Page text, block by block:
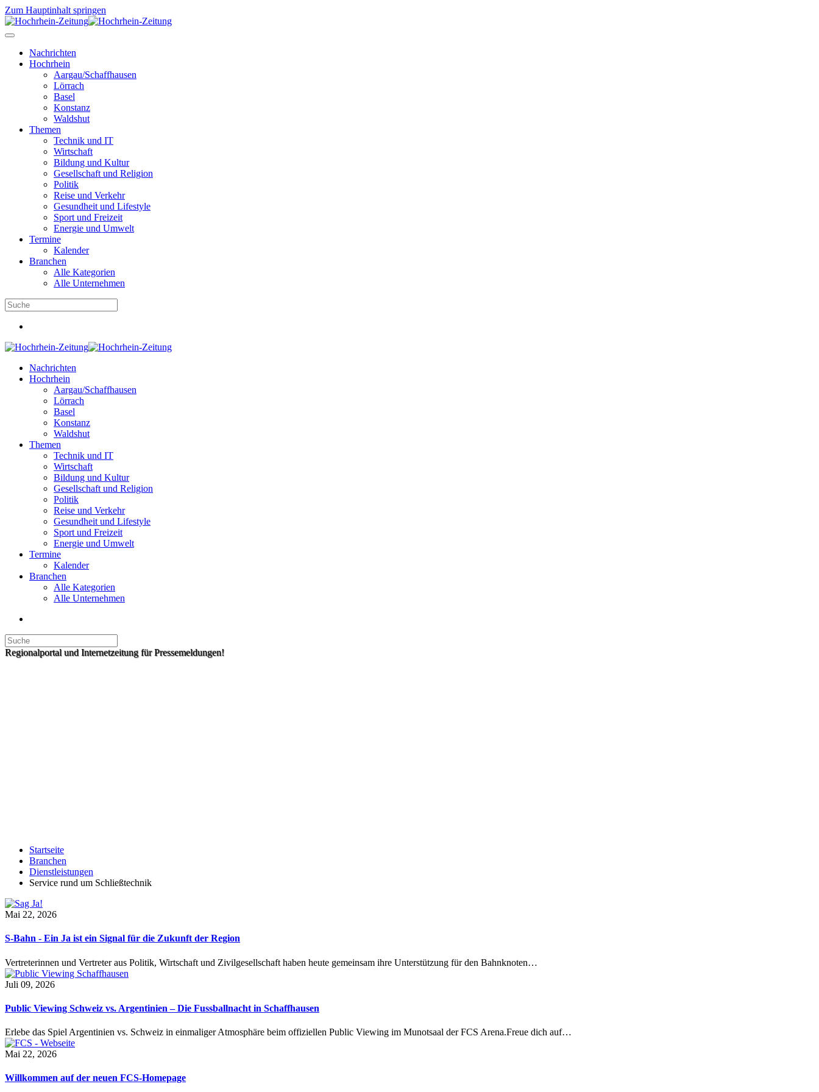
Zum Hauptinhalt springen
Nachrichten
Hochrhein
Aargau/Schaffhausen
Lörrach
Basel
Konstanz
Waldshut
Themen
Technik und IT
Wirtschaft
Bildung und Kultur
Gesellschaft und Religion
Politik
Reise und Verkehr
Gesundheit und Lifestyle
Sport und Freizeit
Energie und Umwelt
Termine
Kalender
Branchen
Alle Kategorien
Alle Unternehmen
Nachrichten
Hochrhein
Aargau/Schaffhausen
Lörrach
Basel
Konstanz
Waldshut
Themen
Technik und IT
Wirtschaft
Bildung und Kultur
Gesellschaft und Religion
Politik
Reise und Verkehr
Gesundheit und Lifestyle
Sport und Freizeit
Energie und Umwelt
Termine
Kalender
Branchen
Alle Kategorien
Alle Unternehmen
Regionalportal und Internetzeitung für Pressemeldungen!
Startseite
Branchen
Dienstleistungen
Service rund um Schließtechnik
Mai 22, 2026
S-Bahn - Ein Ja ist ein Signal für die Zukunft der Region
Vertreterinnen und Vertreter aus Politik, Wirtschaft und Zivilgesellschaft haben heute gemeinsam ihre Unterstützung für den Bahnknoten…
Juli 09, 2026
Public Viewing Schweiz vs. Argentinien – Die Fussballnacht in Schaffhausen
Erlebe das Spiel Argentinien vs. Schweiz in einmaliger Atmosphäre beim offiziellen Public Viewing im Munotsaal der FCS Arena.Freue dich auf…
Mai 22, 2026
Willkommen auf der neuen FCS-Homepage